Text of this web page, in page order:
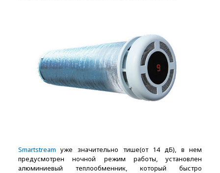
Smartstream уже значительно тише(от 14 дБ), в нем
предусмотрен ночной режим работы, установлен
алюминиевый теплообменник, который быстро